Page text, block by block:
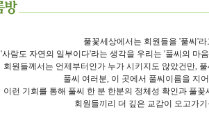
풀꽃세상에서는 회원들을 '풀씨'라
'사람도 자연의 일부이다'라는 생각을 우리는 '풀씨의 마
회원들께서는 언제부터인가 누가 시키지도 않았건만,
풀씨 여러분, 이 곳에서 풀씨이름을 지
이런 기회를 통해 풀씨 한 분 한분의 정체성 확인과 풀
회원들끼리 더 깊은 교감이 오고가